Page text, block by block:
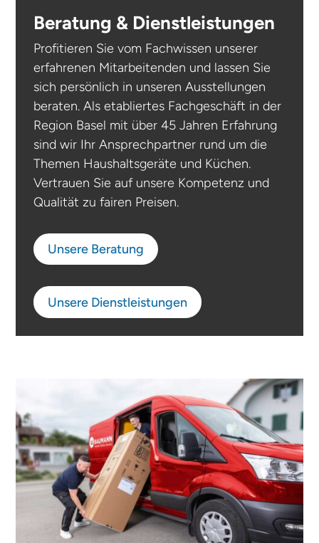
Beratung & Dienstleistungen
Profitieren Sie vom Fachwissen unserer
erfahrenen Mitarbeitenden und lassen Sie
sich persönlich in unseren Ausstellungen
beraten. Als etabliertes Fachgeschäft in der
Region Basel mit über 45 Jahren Erfahrung
sind wir Ihr Ansprechpartner rund um die
Themen Haushaltsgeräte und Küchen.
Vertrauen Sie auf unsere Kompetenz und
Qualität zu fairen Preisen.
Unsere Beratung
Unsere Dienstleistungen